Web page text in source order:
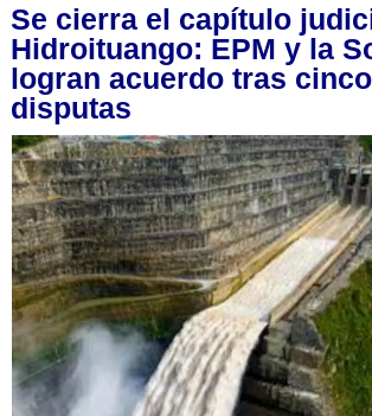
Se cierra el capítulo
Hidroituango: EPM y la
logran acuerdo tras
disputas